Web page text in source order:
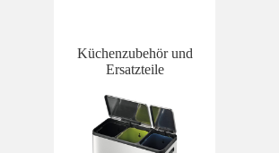
Küchenzubehör und
Ersatzteile